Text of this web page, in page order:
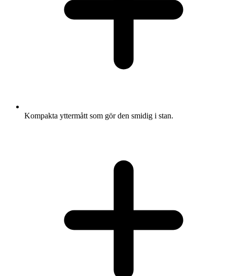
Kompakta yttermått som gör den smidig i stan.